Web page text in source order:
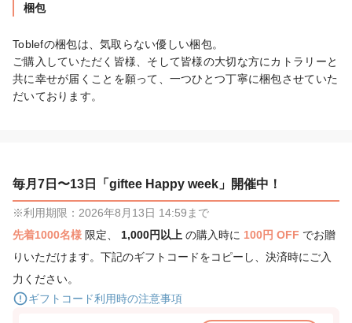
梱包
Toblefの梱包は、気取らない優しい梱包。
ご購入していただく皆様、そして皆様の大切な方にカトラリーと
共に幸せが届くことを願って、一つひとつ丁寧に梱包させていた
だいております。
毎月7日〜13日「giftee Happy week」開催中！
※利用期限：2026年8月13日 14:59まで
先着1000名様 限定、 1,000円以上 の購入時に 100円 OFF でお贈
りいただけます。下記のギフトコードをコピーし、決済時にご入
力ください。
ギフトコード利用時の注意事項